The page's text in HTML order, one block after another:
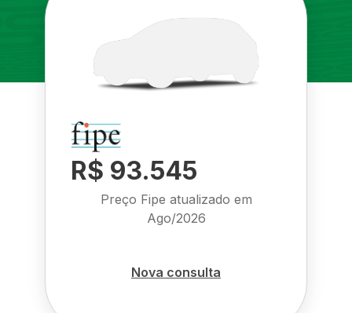
R$ 93.545
Preço Fipe atualizado em
Ago/2026
Nova consulta